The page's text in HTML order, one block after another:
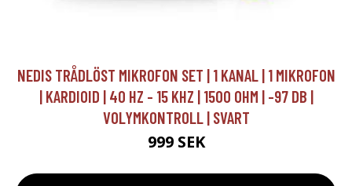
NEDIS TRÅDLÖST MIKROFON SET | 1 KANAL | 1 MIKROFON
| KARDIOID | 40 HZ - 15 KHZ | 1500 OHM | -97 DB |
VOLYMKONTROLL | SVART
999 SEK